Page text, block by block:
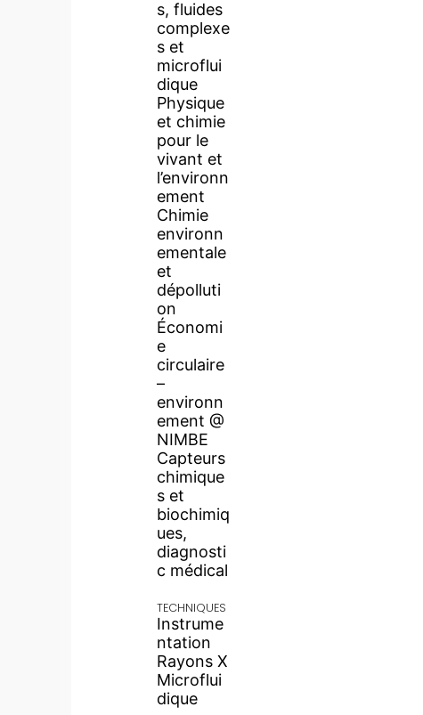
s, fluides
complexe
s et
microflui
dique
Physique
et chimie
pour le
vivant et
l’environn
ement
Chimie
environn
ementale
et
dépolluti
on
Économi
e
circulaire
–
environn
ement @
NIMBE
Capteurs
chimique
s et
biochimiq
ues,
diagnosti
c médical
TECHNIQUES
Instrume
ntation
Rayons X
Microflui
dique